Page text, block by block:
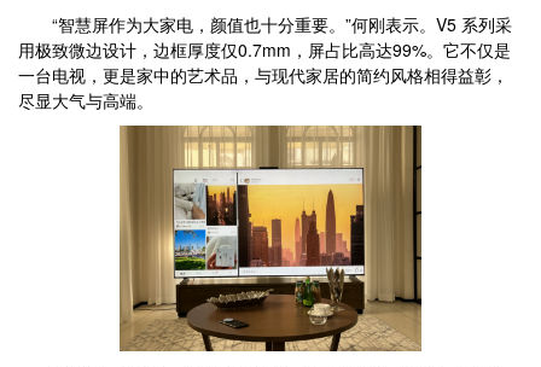
“智慧屏作为大家电，颜值也十分重要。”何刚表示。V5 系列采
用极致微边设计，边框厚度仅0.7mm，屏占比高达99%。它不仅是
一台电视，更是家中的艺术品，与现代家居的简约风格相得益彰，
尽显大气与高端。